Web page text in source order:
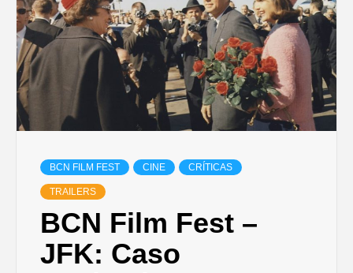
BCN FILM FEST CINE CRÍTICAS
TRAILERS
BCN Film Fest –
JFK: Caso